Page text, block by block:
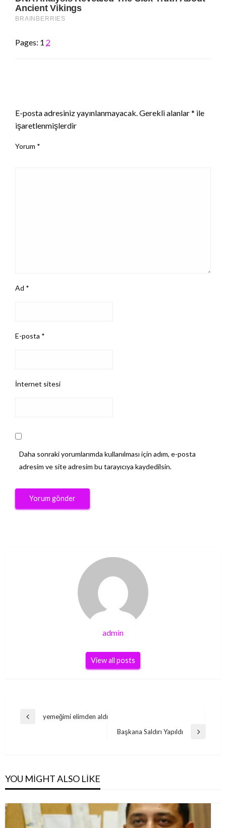
Pages: 1 2
E-posta adresiniz yayınlanmayacak. Gerekli alanlar* ile
işaretlenmişlerdir
Yorum *
Ad *
E-posta *
İnternet sitesi
Daha sonraki yorumlarımda kullanılması için adım, e-posta
adresim ve site adresim bu tarayıcıya kaydedilsin.
admin
View all posts
Yazı
Previous
yemeğimi elimden aldı
Next
Başkana Saldırı Yapıldı
YOU MIGHT ALSO LIKE